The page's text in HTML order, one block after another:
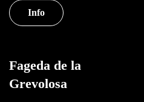
Info
Fageda de la
Grevolosa